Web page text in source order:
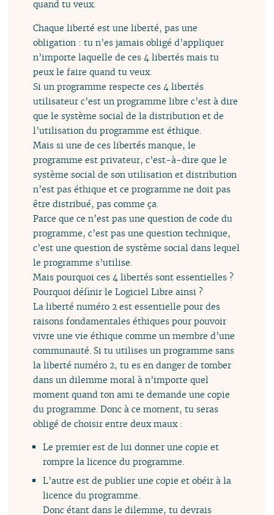
quand tu veux.
Chaque liberté est une liberté, pas une
obligation : tu n’es jamais obligé d’appliquer
n’importe laquelle de ces 4 libertés mais tu
peux le faire quand tu veux.
Si un programme respecte ces 4 libertés
utilisateur c’est un programme libre c’est à dire
que le système social de la distribution et de
l’utilisation du programme est éthique.
Mais si une de ces libertés manque, le
programme est privateur, c’est-à-dire que le
système social de son utilisation et distribution
n’est pas éthique et ce programme ne doit pas
être distribué, pas comme ça.
Parce que ce n’est pas une question de code du
programme, c’est pas une question technique,
c’est une question de système social dans lequel
le programme s’utilise.
Mais pourquoi ces 4 libertés sont essentielles ?
Pourquoi définir le Logiciel Libre ainsi ?
La liberté numéro 2 est essentielle pour des
raisons fondamentales éthiques pour pouvoir
vivre une vie éthique comme un membre d’une
communauté. Si tu utilises un programme sans
la liberté numéro 2, tu es en danger de tomber
dans un dilemme moral à n’importe quel
moment quand ton ami te demande une copie
du programme. Donc à ce moment, tu seras
obligé de choisir entre deux maux :
Le premier est de lui donner une copie et
rompre la licence du programme.
L’autre est de publier une copie et obéir à la
licence du programme.
Donc étant dans le dilemme, tu devrais